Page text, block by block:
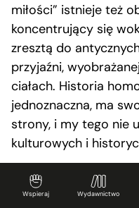
Wspieraj Wydawnictwo
miłości” istnieje też
koncentrujący się
zresztą do
przyjaźni,
ciałach. Historia
jednoznaczna, ma
strony, i my tego nie
kulturowych i
To się nazywa